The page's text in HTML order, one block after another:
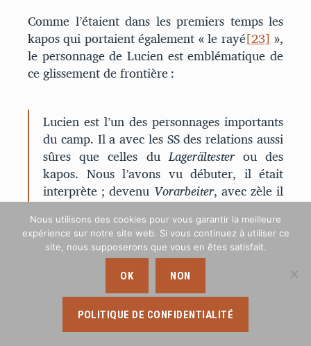
Comme l’étaient dans les premiers temps les
kapos qui portaient également « le rayé[23]»,
le personnage de Lucien est emblématique de
ce glissement de frontière :
Lucien est l’un des personnages importants
du camp. Il a avec les SS des relations aussi
sûres que celles duLagerältesterou des
kapos. Nous l’avons vu débuter, il était
interprète ; devenu Vorarbeiter, avec zèle il
poussaitle travail. Ainsi il est passé du côté
des kapos et s’est fait remarquer par les SS.
Le jeu de Lucien consistait à crier lorsque le
SS approchait, puis à bousculer les copains
lorsque le SS était tout près, à sourire
lorsque le SS lui-même criait ou frappait.
Ainsi Lucien s’est-il fait une réputation de
sérieux, de bon fonctionnaire. Les kapos ne
Nous utilisons des cookies pour vous garantir la meilleure
expérience sur notre site web. Si vous continuez à utiliser ce
site, nous supposerons que vous en êtes satisfait.
OK NON
POLITIQUE DE CONFIDENTIALITÉ